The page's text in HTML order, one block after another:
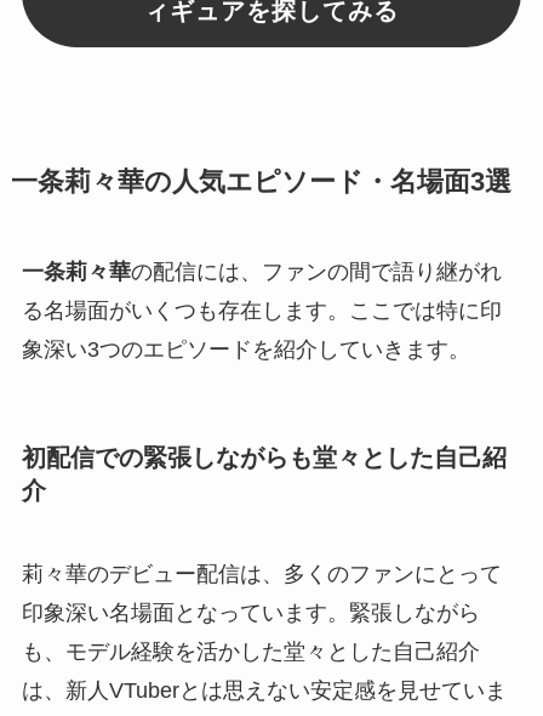
ィギュアを探してみる
一条莉々華の人気エピソード・名場面3選
一条莉々華の配信には、ファンの間で語り継がれ
る名場面がいくつも存在します。ここでは特に印
象深い3つのエピソードを紹介していきます。
初配信での緊張しながらも堂々とした自己紹
介
莉々華のデビュー配信は、多くのファンにとって
印象深い名場面となっています。緊張しながら
も、モデル経験を活かした堂々とした自己紹介
は、新人VTuberとは思えない安定感を見せていま